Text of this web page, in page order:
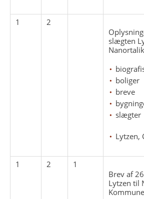
1
2
slægten
boliger
breve
slægter
Lytzen,
1 2
1
Brev af
Lytzen til
Kommune